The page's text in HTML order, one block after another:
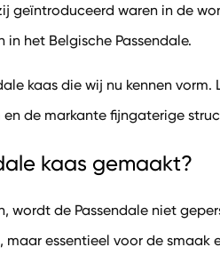
geïntroduceerd waren in de
het Belgische Passendale.
kaas die wij nu kennen
de markante fijngaterige
kaas gemaakt?
wordt de Passendale niet
maar essentieel voor de